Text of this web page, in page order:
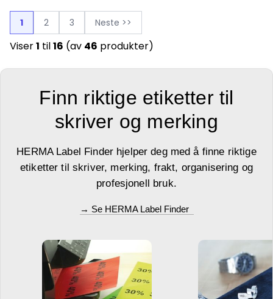
1 2 3 Neste >>
Viser1 til16 (av 46 produkter)
Finn riktige etiketter til
skriver og merking
HERMA Label Finder hjelper deg med å finne riktige
etiketter til skriver, merking, frakt, organisering og
profesjonell bruk.
→ Se HERMA Label Finder